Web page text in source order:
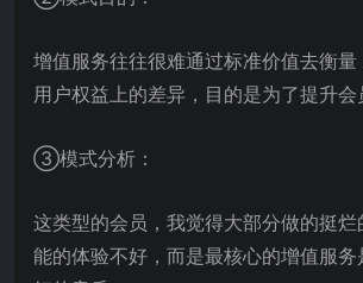
增值服务往往很难通过标准价值去衡量
用户权益上的差异，目的是为了提升会
③模式分析：
这类型的会员，我觉得大部分做的挺
能的体验不好，而是最核心的增值服